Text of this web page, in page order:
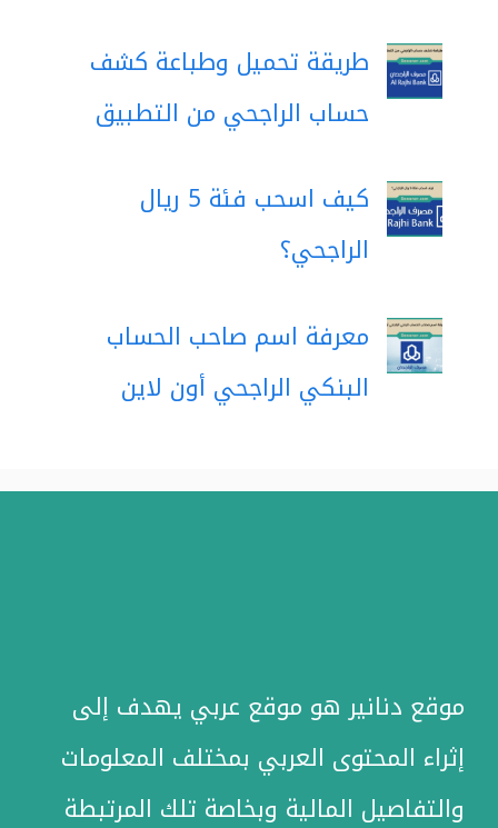
طريقة تحميل وطباعة كشف
حساب الراجحي من التطبيق
كيف اسحب فئة 5 ريال
الراجحي؟
معرفة اسم صاحب الحساب
البنكي الراجحي أون لاين
موقع دنانير هو موقع عربي يهدف إلى
إثراء المحتوى العربي بمختلف المعلومات
والتفاصيل المالية وبخاصة تلك المرتبطة